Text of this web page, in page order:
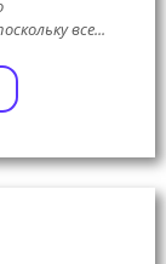
все...